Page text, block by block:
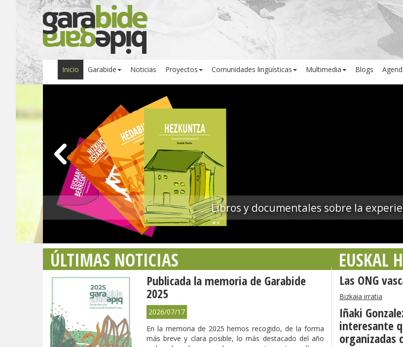
Inicio Garabide Noticias Proyectos Comunidades lingüísticas Multimedia Blogs
Libros y documentales sobre la
ÚLTIMAS NOTICIAS
Publicada la memoria de Garabide
2025
2026/07/17
En la memoria de 2025 hemos recogido, de la forma
más breve y clara posible, lo más destacado del año
EUSKAL
Las ONG
Bizkaia irratia
Iñaki
interesante
organizadas